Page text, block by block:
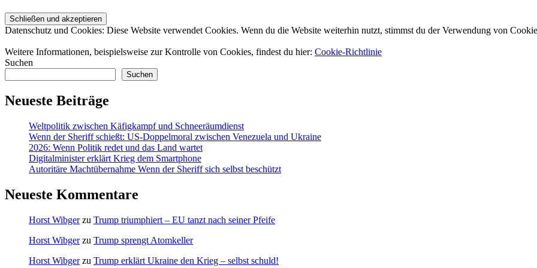
Datenschutz und Cookies: Diese Website verwendet Cookies. Wenn du die Website weiterhin nutzt, stimmst du der Verwendung von
Weitere Informationen, beispielsweise zur Kontrolle von Cookies, findest du hier: Cookie-Richtlinie
Suchen
Suchen
Neueste Beiträge
Weltpolitik zwischen Käfigkampf und Schneeräumdienst
Wenn der Sheriff schießt: US-Doppelmoral zwischen Venezuela und Ukraine
2026: Wenn Politik redet und das Land wartet
Digitalminister erklärt Krieg dem Smartphone
Autoritäre Machtübernahme Wenn der Sheriff sich selbst beschützt
Neueste Kommentare
Horst Wibgerzu Trump triumphiert – EU tanzt nach seiner Pfeife
Horst Wibgerzu Trump sprengt Atomkeller
Horst Wibgerzu Trump erklärt Ukraine den Krieg – selbst schuld!